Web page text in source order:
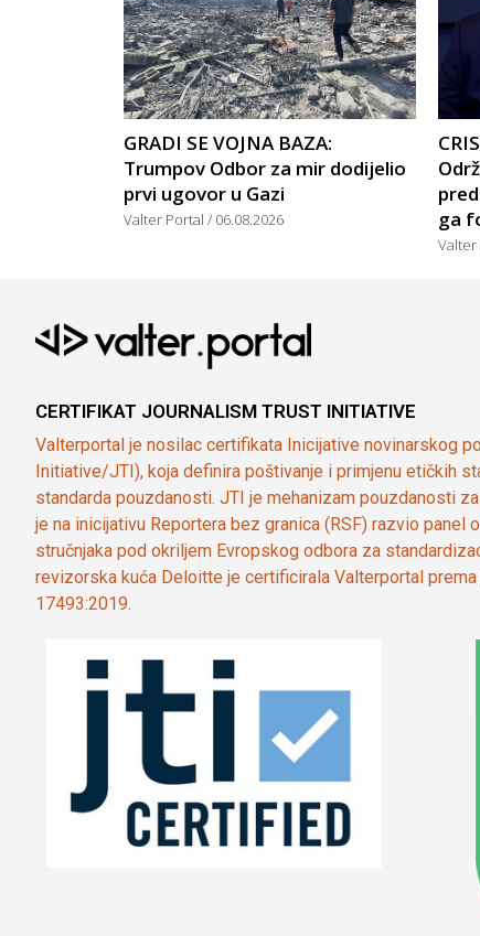
GRADI SE VOJNA BAZA:
Trumpov Odbor za mir dodijelio
prvi ugovor u Gazi
Valter Portal 06.08.2026
ga
Valter
CERTIFIKAT JOURNALISM TRUST INITIATIVE
Valterportal je nosilac certifikata Inicijative novinarskog
Initiative/JTI), koja definira poštivanje i primjenu etičkih
standarda pouzdanosti. JTI je mehanizam pouzdanosti
je na inicijativu Reportera bez granica (RSF) razvio panel
stručnjaka pod okriljem Evropskog odbora za
revizorska kuća Deloitte je certificirala Valterportal prema
17493:2019.